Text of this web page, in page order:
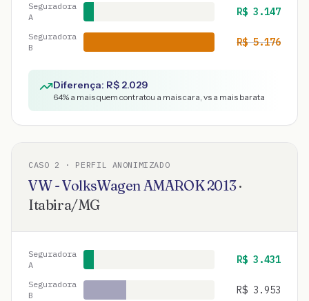
Seguradora
A
R$ 3.147
Seguradora
B
R$5.176
Diferença: R$ 2.029
64% a mais quem contratou a mais cara, vs a mais barata
CASO 2 · PERFIL ANONIMIZADO
VW - VolksWagenAMAROK2013·
Itabira/MG
Seguradora
A
R$ 3.431
Seguradora
B
R$ 3.953